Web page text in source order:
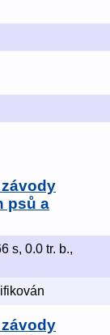
psů a
s, 0.0 tr. b.,